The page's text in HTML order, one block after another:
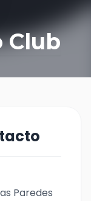
Club
Paredes